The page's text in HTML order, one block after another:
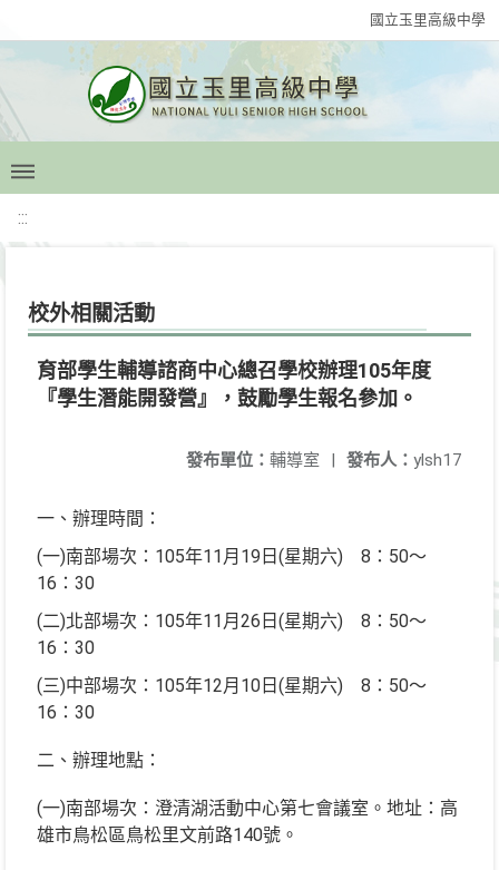
國立玉里高級中學
:::
校外相關活動
育部學生輔導諮商中心總召學校辦理105年度
『學生潛能開發營』，鼓勵學生報名參加。
發布人： ylsh17
發布單位： 輔導室 |
一、辦理時間：
(一)南部場次：105年11月19日(星期六) 8：50～
16：30
(二)北部場次：105年11月26日(星期六) 8：50～
16：30
(三)中部場次：105年12月10日(星期六) 8：50～
16：30
二、辦理地點：
(一)南部場次：澄清湖活動中心第七會議室。地址：高
雄市鳥松區鳥松里文前路140號。